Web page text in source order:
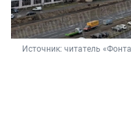
Источник: читатель